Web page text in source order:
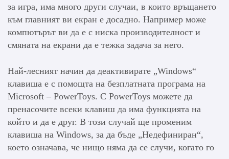
за игра, има много други случаи, в които връщането
към главният ви екран е досадно. Например може
компютърът ви да е с ниска производителност и
смяната на екрани да е тежка задача за него.
Най-лесният начин да деактивирате „Windows“
клавиша е с помощта на безплатната програма на
Microsoft – PowerToys. С PowerToys можете да
пренасочите всеки клавиш да има функцията на
който и да е друг. В този случай ще променим
клавиша на Windows, за да бъде „Недефиниран“,
което означава, че нищо няма да се случи, когато го